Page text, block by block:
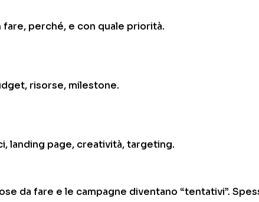
perché, e con quale priorità.
risorse, milestone.
landing page, creatività, targeting.
da fare e le campagne diventano “tentativi”.